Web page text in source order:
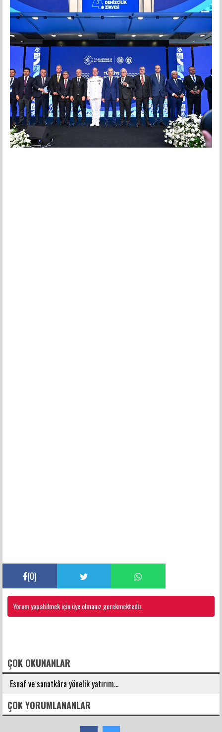
(0)
Yorum yapabilmek için üye olmanız gerekmektedir.
ÇOK OKUNANLAR
Esnaf ve sanatkâra yönelik yatırım...
ÇOK YORUMLANANLAR